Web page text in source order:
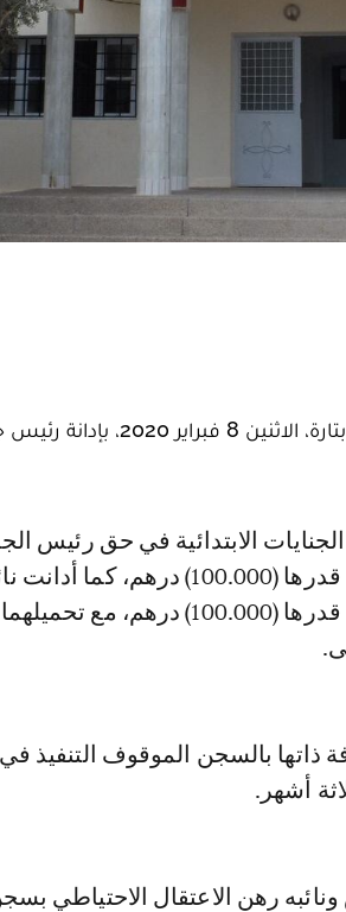
قضت غرفة الجنايات الابتدائية
وغرامة نافذة قدرها (100.000)
وغرامة نافذة قدرها (100.000)
ذاتها بالسجن الموقوف التنفيذ
أشهر.
رهن الاعتقال الاحتياطي